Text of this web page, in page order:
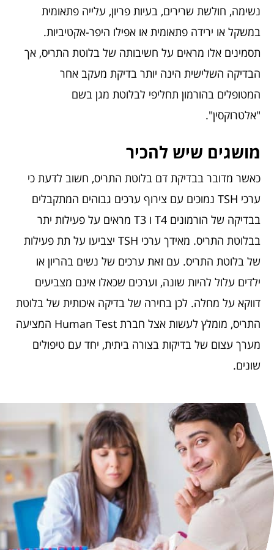
נשימה, חולשת שרירים, בעיות פריון, עלייה פתאומית
במשקל או ירידה פתאומית או אפילו היפר-אקטיביות.
תסמינים אלו מראים על חשיבותה של בלוטת התריס, אך
הבדיקה השלישית הינה יותר בדיקת מעקב אחר
המטופלים בהורמון תחליפי לבלוטת מגן בשם
"אלטרוקסין".
מושגים שיש להכיר
כאשר מדובר בבדיקת דם בלוטת התריס, חשוב לדעת כי
ערכי TSH נמוכים עם צירוף ערכים גבוהים המתקבלים
בבדיקה של הורמונים T4 ו T3 מראים על פעילות יתר
בבלוטת התריס. מאידך ערכי TSH יצביעו על תת פעילות
של בלוטת התריס. עם זאת ערכים של נשים בהריון או
ילדים עלול להיות שונה, וערכים שכאלו אינם מצביעים
דווקא על מחלה. לכן בחירה של בדיקה איכותית של בלוטת
התריס, מומלץ לעשות אצל חברת Human Test המציעה
מערך עצום של בדיקות בצורה ביתית, יחד עם טיפולים
שונים.